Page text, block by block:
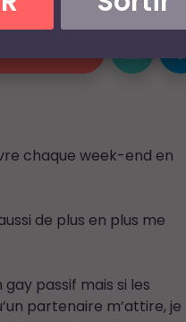
chaque week-end en
de plus en plus me
passif mais si les
partenaire m’attire, je